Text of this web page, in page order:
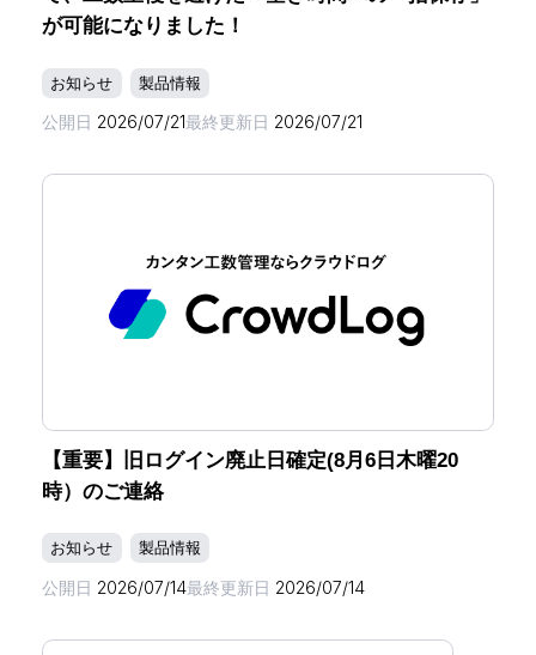
が可能になりました！
お知らせ 製品情報
公開日 2026/07/21最終更新日 2026/07/21
【重要】旧ログイン廃止日確定(8月6日木曜20
時）のご連絡
お知らせ 製品情報
公開日 2026/07/14最終更新日 2026/07/14